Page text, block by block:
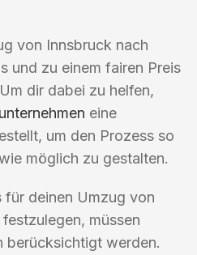
von Innsbruck nach
und zu einem fairen Preis
dir dabei zu helfen,
eine
um den Prozess so
möglich zu gestalten.
für deinen Umzug von
müssen
berücksichtigt werden.